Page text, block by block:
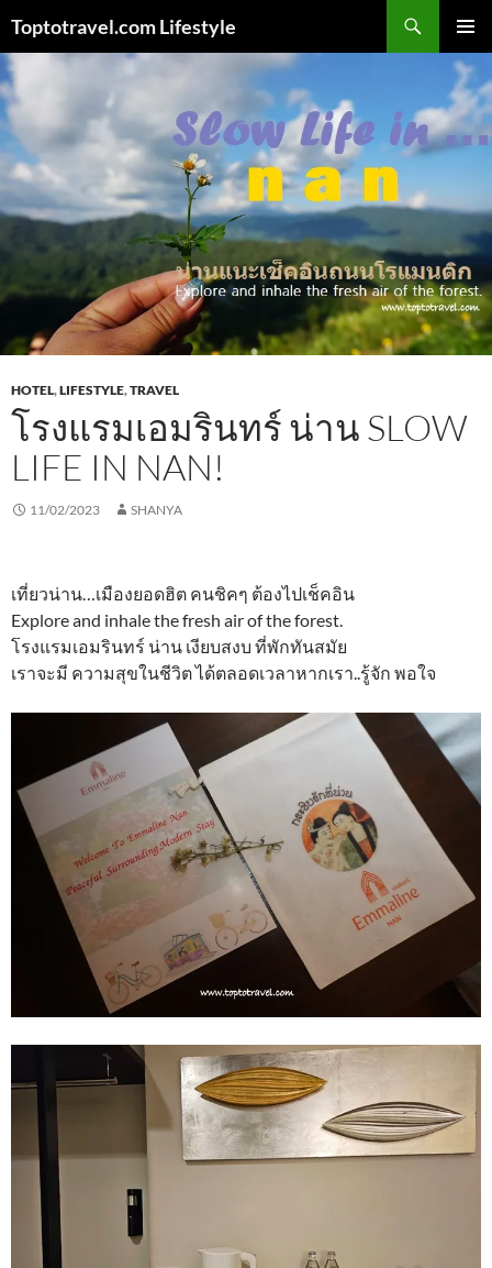
content
Toptotravel.com Lifestyle
MENU
HOTEL,LIFESTYLE,TRAVEL
โรงแรมเอมรินทร์ น่าน SLOW
LIFE IN NAN!
11/02/2023 SHANYA
เที่ยวน่าน…เมืองยอดฮิต คนชิคๆ ต้องไปเช็คอิน
Explore and inhale the fresh air of the forest.
โรงแรมเอมรินทร์ น่าน เงียบสงบ ที่พักทันสมัย
เราจะมี ความสุขในชีวิต ได้ตลอดเวลาหากเรา..รู้จัก พอใจ